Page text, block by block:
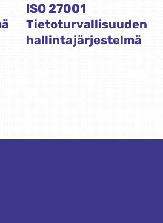
ISO 27001
Tietoturvallisuuden
hallintajärjestelmä